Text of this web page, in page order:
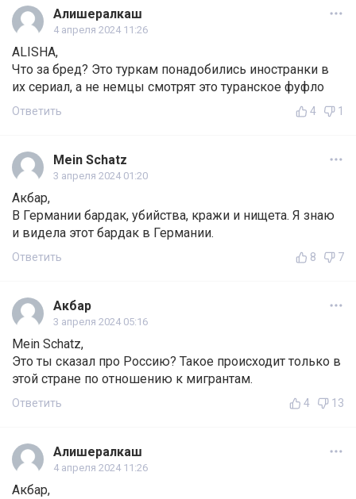
Алишералкаш
4 апреля 2024 11:26
ALISHA,
Что за бред? Это туркам понадобились иностранки в
их сериал, а не немцы смотрят это туранское фуфло
Ответить 4 1
Mein Schatz
3 апреля 2024 01:20
Акбар,
В Германии бардак, убийства, кражи и нищета. Я знаю
и видела этот бардак в Германии.
Ответить 8 7
Акбар
3 апреля 2024 05:16
Mein Schatz,
Это ты сказал про Россию? Такое происходит только в
этой стране по отношению к мигрантам.
Ответить 4 13
Алишералкаш
4 апреля 2024 11:26
Акбар,